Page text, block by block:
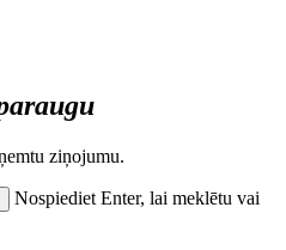
ziņojumu.
Nospiediet Enter, lai meklētu vai